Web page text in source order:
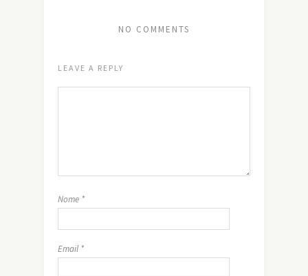
NO COMMENTS
LEAVE A REPLY
Nome *
Email *